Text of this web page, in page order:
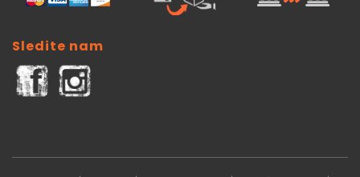
Sledite nam